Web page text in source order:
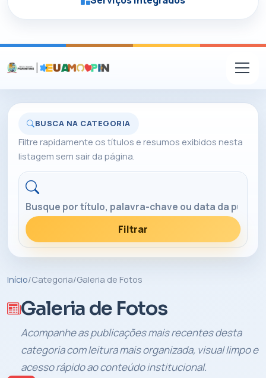
BUSCA NA CATEGORIA
Filtre rapidamente os títulos e resumos exibidos nesta
listagem sem sair da página.
Buscar nesta categoria
Filtrar
Início/Categoria/Galeria de Fotos
Galeria de Fotos
Acompanhe as publicações mais recentes desta
categoria com leitura mais organizada, visual limpo e
acesso rápido ao conteúdo institucional.